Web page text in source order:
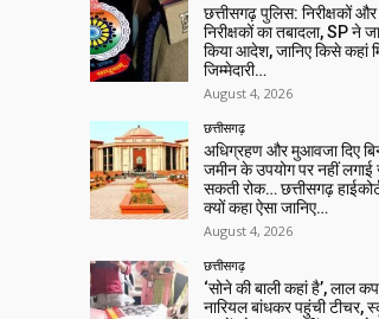
छत्तीसगढ़ पुलिस: निरीक्षकों
निरीक्षकों का तबादला, SP ने
किया आदेश, जानिए किसे कहां
जिम्मेदारी…
August 4, 2026
छत्तीसगढ़
अधिग्रहण और मुआवजा दिए
जमीन के उपयोग पर नहीं लगाई
सकती रोक… छत्तीसगढ़
क्यों कहा ऐसा जानिए…
August 4, 2026
छत्तीसगढ़
‘सोने की बाली कहां है’, लाल
नारियल बांधकर पहुंची टीचर,